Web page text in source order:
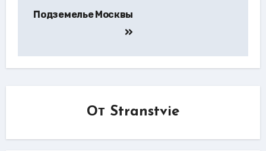
поПодземелье Москвы
От Stranstvie